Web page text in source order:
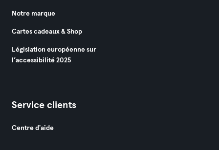
Notre marque
Cartes cadeaux & Shop
Législation européenne sur
l’accessibilité 2025
Service clients
Centre d'aide